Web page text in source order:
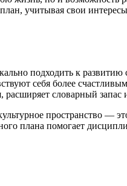
учитывая свои
подходить к
себя более
расширяет словарный
пространство —
плана помогает